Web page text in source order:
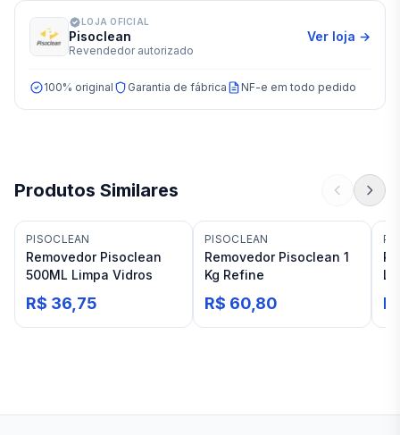
LOJA OFICIAL
Pisoclean
Revendedor autorizado
Ver loja →
100% original Garantia de fábrica NF-e em todo pedido
Produtos Similares
PISOCLEAN
Removedor Pisoclean
500ML Limpa Vidros
R$ 36,75
PISOCLEAN
Removedor Pisoclean 1
Kg Refine
R$ 60,80
Lt